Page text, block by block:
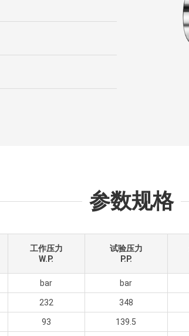
参数规格
工作压力
W.P.
试验压力
P.P.
bar bar
232 348
93 139.5